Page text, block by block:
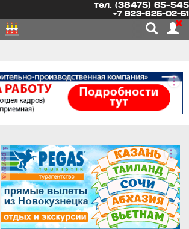
тел. (38475) 65-545
+7 923-625-02-51
реклама